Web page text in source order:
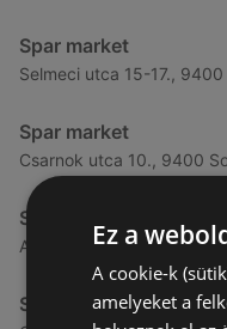
Spar market
Selmeci utca 15-17., 9400
Spar market
Csarnok utca 10., 9400
Spar market
Arany jános utca 16.,
Spar market
Ez a
A cookie-k
amelyeket a